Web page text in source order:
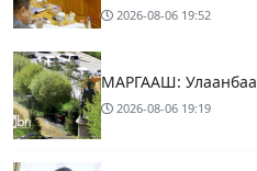
2026-08-06 19:52
МАРГААШ:
2026-08-06 19:19